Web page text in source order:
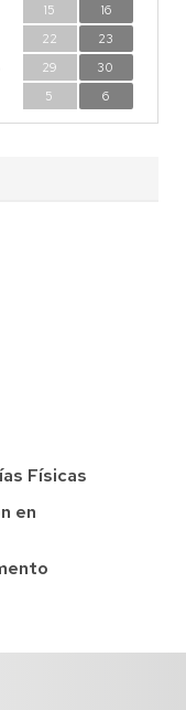
15
16
22
23
29
30
5 6
Físicas
en